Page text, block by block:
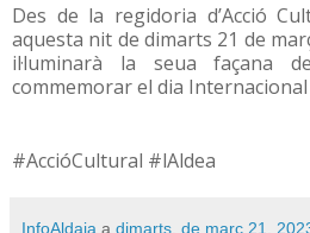
Des de la regidoria d’Acció
aquesta nit de dimarts 21 de
il·luminarà la seua façana
commemorar el dia Internacional
#AccióCultural #lAldea
InfoAldaia a dimarts, de març 21,